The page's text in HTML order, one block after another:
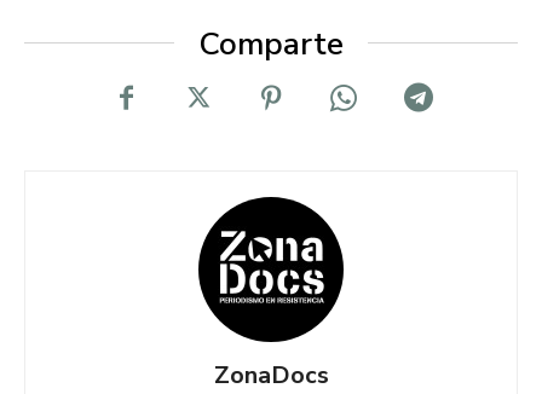
Comparte
ZonaDocs